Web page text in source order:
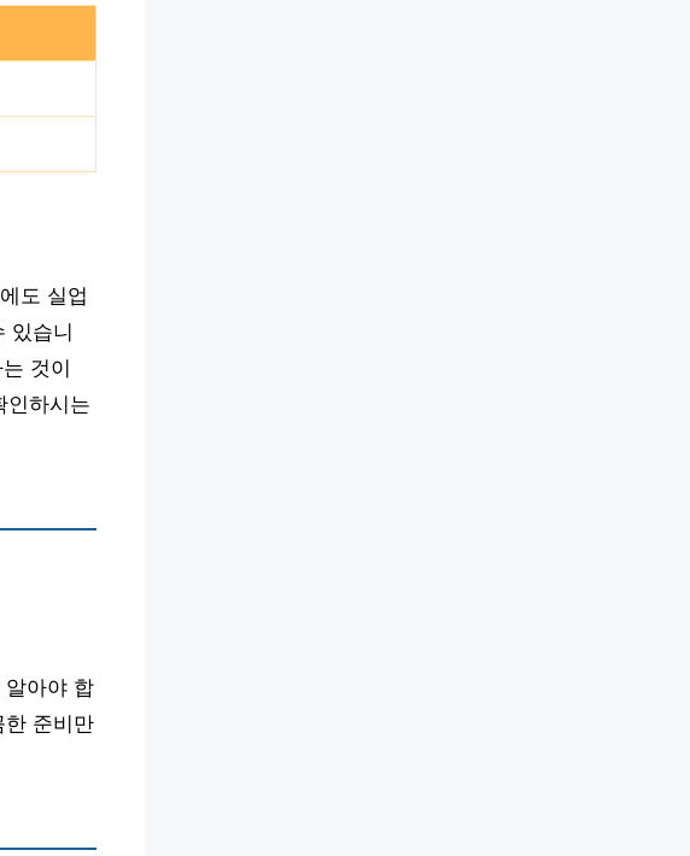
도 실업
있습니
것이
인하시는
알아야 합
한 준비만